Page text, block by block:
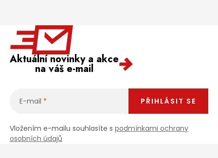
Aktuální novinky a akce
na váš e-mail
E-mail
Vložením e-mailu souhlasíte s podmínkami ochrany
osobních údajů
PŘIHLÁSIT SE